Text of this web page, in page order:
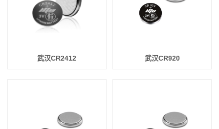
武汉CR2412 武汉CR920